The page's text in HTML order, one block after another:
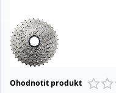
Ohodnotit produkt